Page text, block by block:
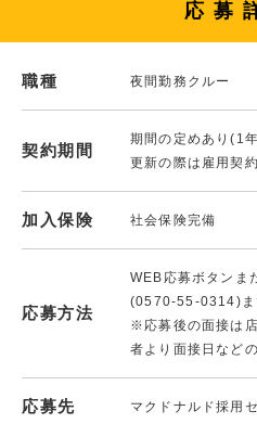
応募
職種 夜間勤務クルー
契約期間
期間の定めあり(1
更新の際は雇用契
加入保険 社会保険完備
応募方法
WEB応募ボタンま
(0570-55-0314)ま
※応募後の面接は
者より面接日など
応募先 マクドナルド採用